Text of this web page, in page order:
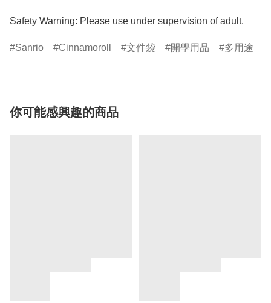
Safety Warning: Please use under supervision of adult.
Sanrio Cinnamoroll 文件袋 開學用品 多用途
你可能感興趣的商品